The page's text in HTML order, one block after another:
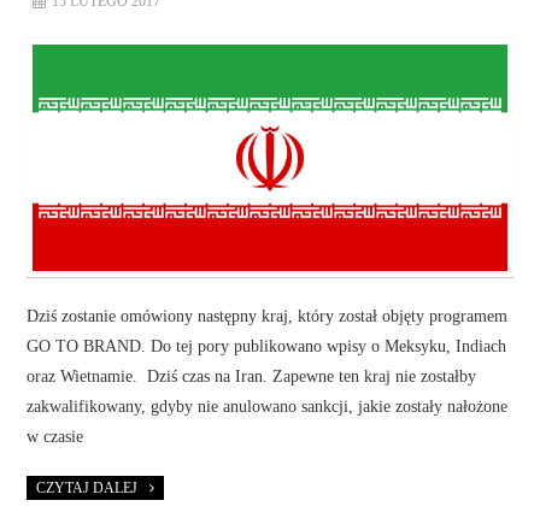
Dziś zostanie omówiony następny kraj, który został objęty programem
GO TO BRAND. Do tej pory publikowano wpisy o Meksyku, Indiach
oraz Wietnamie. Dziś czas na Iran. Zapewne ten kraj nie zostałby
zakwalifikowany, gdyby nie anulowano sankcji, jakie zostały nałożone
w czasie
CZYTAJ DALEJ